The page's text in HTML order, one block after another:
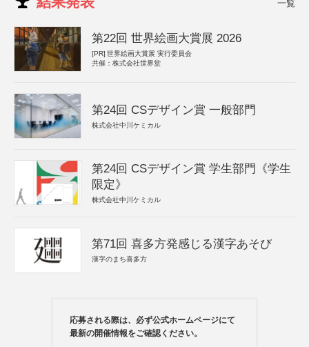
一覧
第22回 世界絵画大賞展 2026
[PR] 世界絵画大賞展 実行委員会
共催：株式会社世界堂
第24回 CSデザイン賞 一般部門
株式会社中川ケミカル
第24回 CSデザイン賞 学生部門《学生
限定》
株式会社中川ケミカル
第71回 喜多方発感じる漢字あそび
漢字のまち喜多方
応募される際は、必ず公式ホームページにて
最新の開催情報をご確認ください。